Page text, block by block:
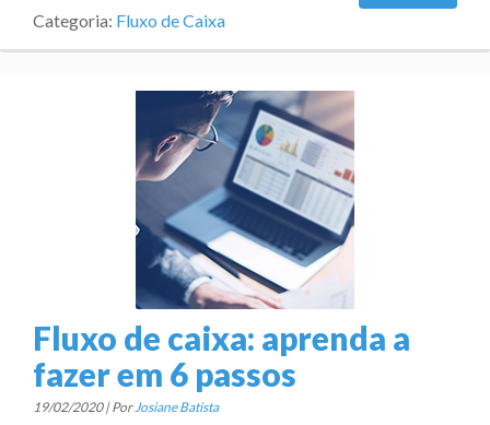
Categoria: Fluxo de Caixa
Fluxo de caixa: aprenda a
fazer em 6 passos
19/02/2020 | PorJosiane Batista